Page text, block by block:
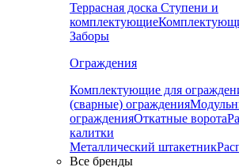
Террасная доска Ступени и
комплектующие
Заборы
Ограждения
Комплектующие для
(сварные) ограждения
огражденияОткатные ворота
калитки
Металлический штакетник
Все бренды